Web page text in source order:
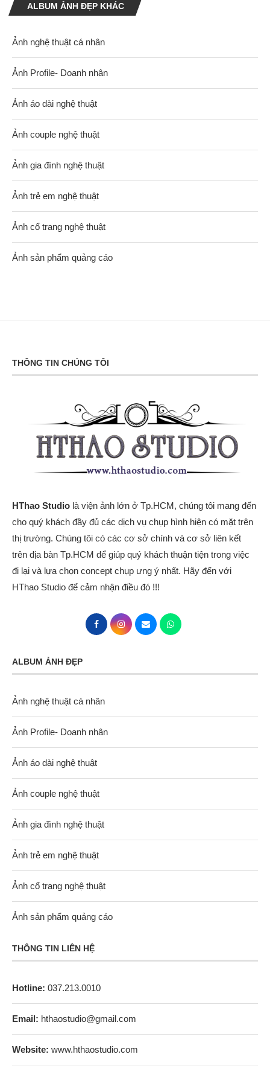
ALBUM ẢNH ĐẸP KHÁC
Ảnh nghệ thuật cá nhân
Ảnh Profile- Doanh nhân
Ảnh áo dài nghệ thuật
Ảnh couple nghệ thuật
Ảnh gia đình nghệ thuật
Ảnh trẻ em nghệ thuật
Ảnh cổ trang nghệ thuật
Ảnh sản phẩm quảng cáo
THÔNG TIN CHÚNG TÔI
HThao Studio là viện ảnh lớn ở Tp.HCM, chúng tôi mang đến
cho quý khách đầy đủ các dịch vụ chụp hình hiện có mặt trên
thị trường. Chúng tôi có các cơ sở chính và cơ sở liên kết
trên địa bàn Tp.HCM để giúp quý khách thuận tiện trong việc
đi lại và lựa chọn concept chụp ưng ý nhất. Hãy đến với
HThao Studio để cảm nhận điều đó !!!
ALBUM ẢNH ĐẸP
Ảnh nghệ thuật cá nhân
Ảnh Profile- Doanh nhân
Ảnh áo dài nghệ thuật
Ảnh couple nghệ thuật
Ảnh gia đình nghệ thuật
Ảnh trẻ em nghệ thuật
Ảnh cổ trang nghệ thuật
Ảnh sản phẩm quảng cáo
THÔNG TIN LIÊN HỆ
Hotline: 037.213.0010
Email: hthaostudio@gmail.com
Website: www.hthaostudio.com